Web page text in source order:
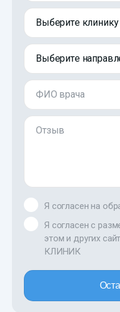
Выберите клинику
Выберите
ФИО врача
Отзыв
Я согласен на
Я согласен с
этом и других
КЛИНИК